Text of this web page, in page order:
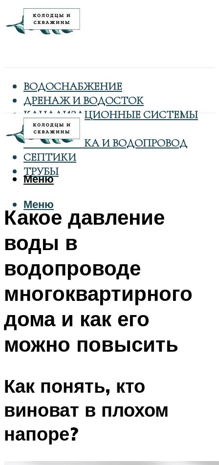
ВОДОСНАБЖЕНИЕ
ДРЕНАЖ И ВОДОСТОК
КАНАЛИЗАЦИОННЫЕ СИСТЕМЫ
КОЛОДЦЫ
САНТЕХНИКА И ВОДОПРОВОД
СЕПТИКИ
ТРУБЫ
Меню
Меню
Какое давление
воды в
водопроводе
многоквартирного
дома и как его
можно повысить
Как понять, кто
виноват в плохом
напоре?